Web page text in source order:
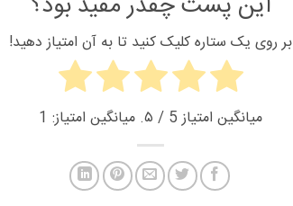
بر روی یک ستاره کلیک کنید تا به آن امتیاز دهید!
میانگین امتیاز5 / ۵. میانگین امتیاز: 1